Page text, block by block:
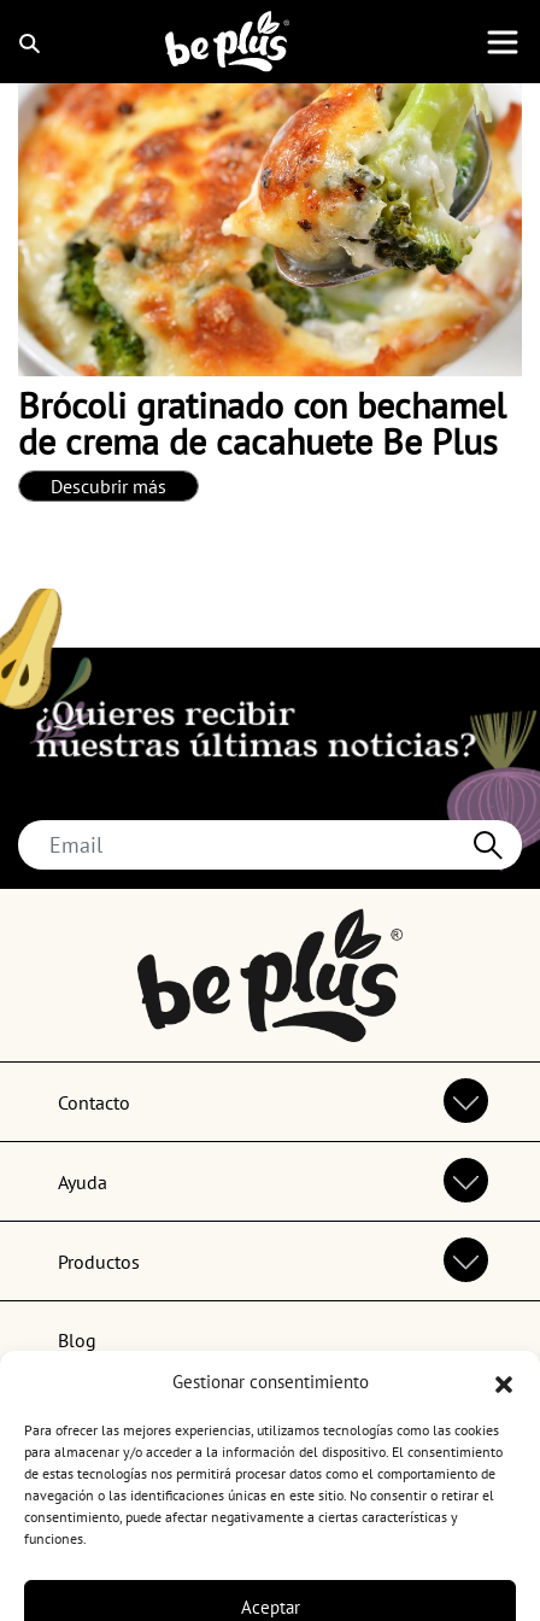
Gestionar consentimiento
Para ofrecer las mejores experiencias, utilizamos tecnologías como las cookies
para almacenar y/o acceder a la información del dispositivo. El consentimiento
de estas tecnologías nos permitirá procesar datos como el comportamiento de
navegación o las identificaciones únicas en este sitio. No consentir o retirar el
consentimiento, puede afectar negativamente a ciertas características y
funciones.
Aceptar
Brócoli gratinado con bechamel
de crema de cacahuete Be Plus
Descubrir más
Contacto
Ayuda
Productos
Blog
Lo más popular